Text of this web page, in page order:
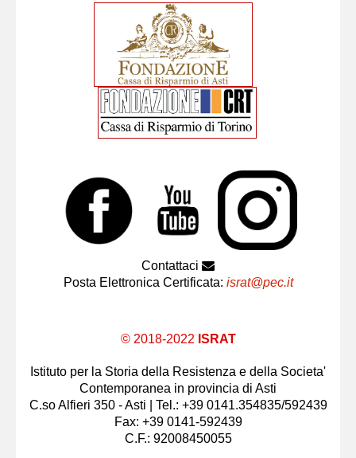
Contattaci
Posta Elettronica Certificata: israt@pec.it
© 2018-2022 ISRAT
Istituto per la Storia della Resistenza e della Societa'
Contemporanea in provincia di Asti
C.so Alfieri 350 - Asti | Tel.: +39 0141.354835/592439
Fax: +39 0141-592439
C.F.: 92008450055